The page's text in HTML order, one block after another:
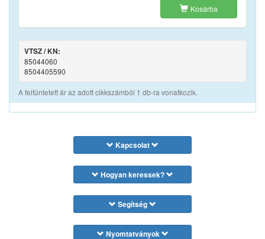
Kosárba
VTSZ / KN:
85044060
8504405590
A feltüntetett ár az adott cikkszámból 1 db-ra vonatkozik.
Kapcsolat
Hogyan keressek?
Segítség
Nyomtatványok